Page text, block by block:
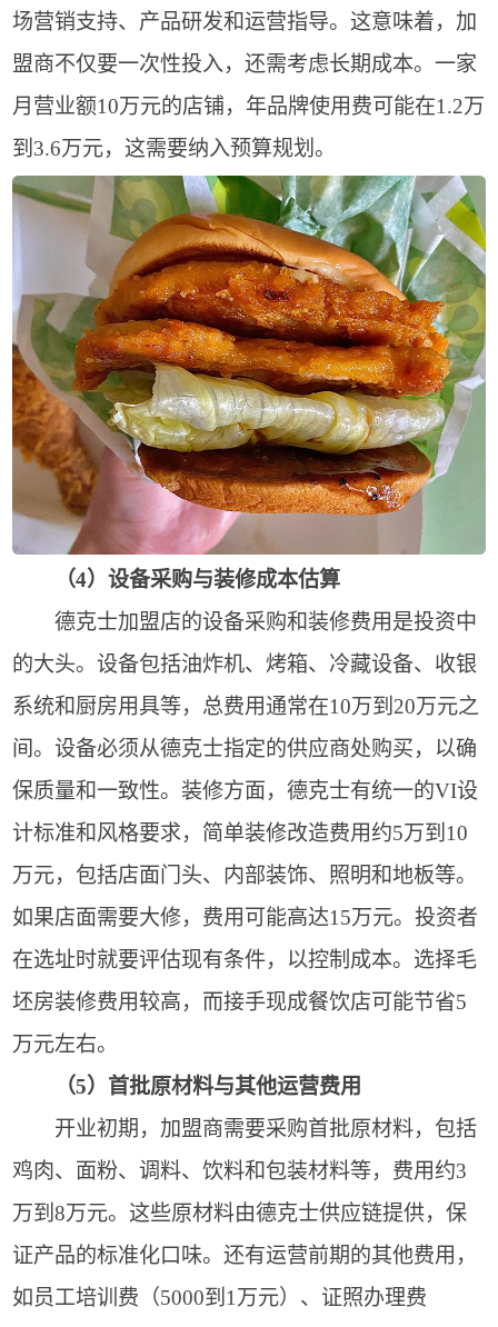
场营销支持、产品研发和运营指导。这意味着，加
盟商不仅要一次性投入，还需考虑长期成本。一家
月营业额10万元的店铺，年品牌使用费可能在1.2万
到3.6万元，这需要纳入预算规划。
（4）设备采购与装修成本估算
德克士加盟店的设备采购和装修费用是投资中
的大头。设备包括油炸机、烤箱、冷藏设备、收银
系统和厨房用具等，总费用通常在10万到20万元之
间。设备必须从德克士指定的供应商处购买，以确
保质量和一致性。装修方面，德克士有统一的VI设
计标准和风格要求，简单装修改造费用约5万到10
万元，包括店面门头、内部装饰、照明和地板等。
如果店面需要大修，费用可能高达15万元。投资者
在选址时就要评估现有条件，以控制成本。选择毛
坯房装修费用较高，而接手现成餐饮店可能节省5
万元左右。
（5）首批原材料与其他运营费用
开业初期，加盟商需要采购首批原材料，包括
鸡肉、面粉、调料、饮料和包装材料等，费用约3
万到8万元。这些原材料由德克士供应链提供，保
证产品的标准化口味。还有运营前期的其他费用，
如员工培训费（5000到1万元）、证照办理费